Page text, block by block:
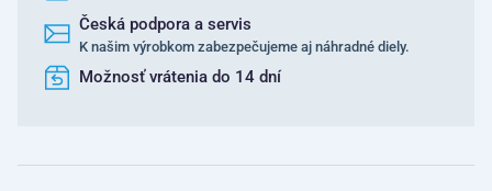
Česká podpora a servis
K našim výrobkom zabezpečujeme aj náhradné diely.
Možnosť vrátenia do 14 dní